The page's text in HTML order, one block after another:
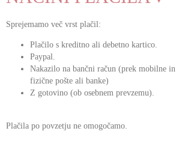
Sprejemamo več vrst plačil:
Plačilo s kreditno ali debetno kartico.
Paypal.
Nakazilo na bančni račun (prek mobilne
fizične pošte ali banke)
Z gotovino (ob osebnem prevzemu).
Plačila po povzetju ne omogočamo.